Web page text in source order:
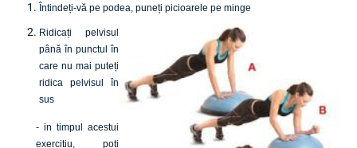
Întindeți-vă pe podea, puneți picioarele pe minge
Ridicați pelvisul
până în punctul în
care nu mai puteți
ridica pelvisul în
sus
- in timpul acestui
exercitiu, poti